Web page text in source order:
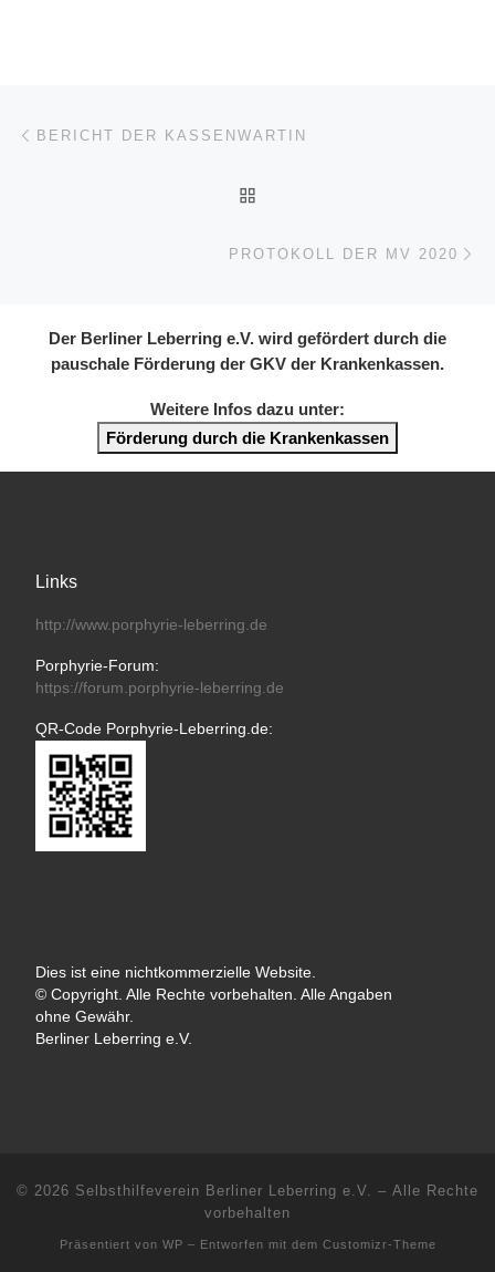
Beitragsnavigation
BERICHT DER KASSENWARTIN
PROTOKOLL DER MV 2020
Der Berliner Leberring e.V. wird gefördert durch die
pauschale Förderung der GKV der Krankenkassen.
Weitere Infos dazu unter:
Förderung durch die Krankenkassen
Links
http://www.porphyrie-leberring.de
Porphyrie-Forum:
https://forum.porphyrie-leberring.de
QR-Code Porphyrie-Leberring.de:
Dies ist eine nichtkommerzielle Website.
© Copyright. Alle Rechte vorbehalten. Alle Angaben
ohne Gewähr.
Berliner Leberring e.V.
© 2026 Selbsthilfeverein Berliner Leberring e.V.
– Alle Rechte
vorbehalten
Präsentiert von WP – Entworfen mit dem Customizr-Theme